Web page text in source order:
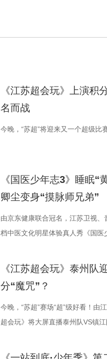
《江苏超会玩》上演积
名而战
今晚，“苏超”将迎来又一个超级比
《国医少年志3》睡眠“
卿尘变身“摸脉师兄弟”
由京东健康联合冠名，江苏卫视
档中医文化明星体验真人秀《国
解锁一堂贴近打工人、女性群体
1、睡眠难题引共鸣，夏之光摸脉“
宇宙用一首改编曲《若是睡眠还
尘纷纷认领睡眠困扰，李雅娟一句
题。 本期节目，北京中医药大学
《江苏超会玩》泰州队
分“魔咒”？
今晚，“苏超”赛场“超”级好看！由
超会玩》将大屏直播泰州队VS镇
老搭档夏宇翔一起，为大家带来